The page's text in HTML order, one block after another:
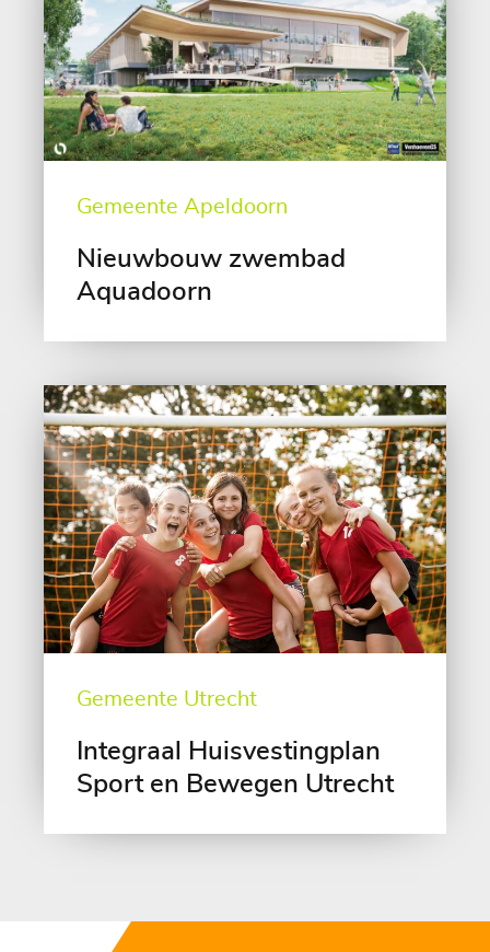
Gemeente Apeldoorn
Nieuwbouw zwembad
Aquadoorn
Gemeente Utrecht
Integraal Huisvestingplan
Sport en Bewegen Utrecht